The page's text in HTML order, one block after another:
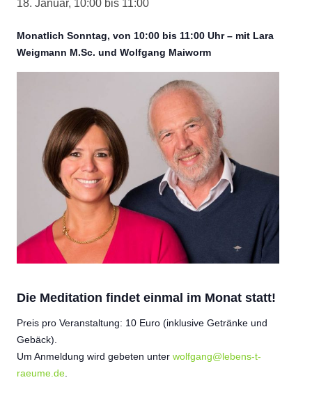
18. Januar, 10:00 bis 11:00
Monatlich Sonntag, von 10:00 bis 11:00 Uhr – mit Lara
Weigmann M.Sc. und Wolfgang Maiworm
Die Meditation findet einmal im Monat statt!
Preis pro Veranstaltung: 10 Euro (inklusive Getränke und
Gebäck).
Um Anmeldung wird gebeten unter wolfgang@lebens-t-
raeume.de